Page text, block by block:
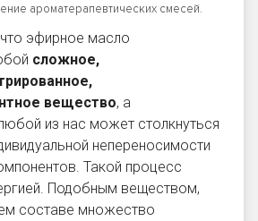
ароматерапевтических смесей.
эфирное масло
сложное,
вещество, а
из нас может столкнуться
непереносимости
Такой процесс
Подобным веществом,
составе множество